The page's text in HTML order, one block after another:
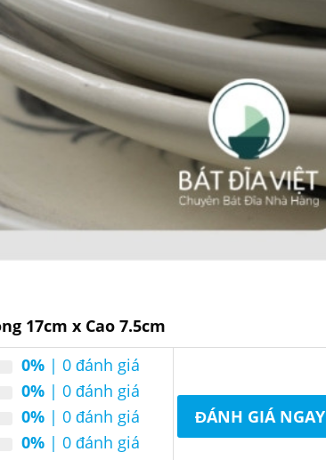
17cm x Cao 7.5cm
0%| 0 đánh giá
0%| 0 đánh giá
0%| 0 đánh giá
0%| 0 đánh giá
ĐÁNH GIÁ NGAY